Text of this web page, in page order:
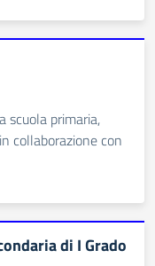
scuola primaria,
collaborazione con
di I Grado